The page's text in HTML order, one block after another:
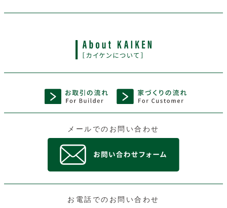
メールでのお問い合わせ
お電話でのお問い合わせ